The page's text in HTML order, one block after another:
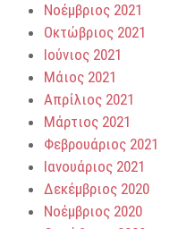
Νοέμβριος 2021
Οκτώβριος 2021
Ιούνιος 2021
Μάιος 2021
Απρίλιος 2021
Μάρτιος 2021
Φεβρουάριος 2021
Ιανουάριος 2021
Δεκέμβριος 2020
Νοέμβριος 2020